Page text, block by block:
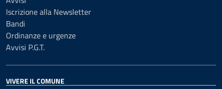
Iscrizione alla Newsletter
Bandi
Ordinanze e urgenze
Avvisi P.G.T.
VIVERE IL COMUNE